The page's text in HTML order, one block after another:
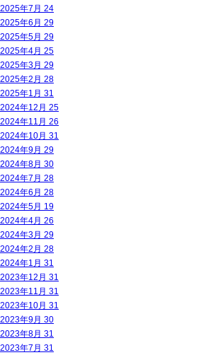
2025年7月 24
2025年6月 29
2025年5月 29
2025年4月 25
2025年3月 29
2025年2月 28
2025年1月 31
2024年12月 25
2024年11月 26
2024年10月 31
2024年9月 29
2024年8月 30
2024年7月 28
2024年6月 28
2024年5月 19
2024年4月 26
2024年3月 29
2024年2月 28
2024年1月 31
2023年12月 31
2023年11月 31
2023年10月 31
2023年9月 30
2023年8月 31
2023年7月 31